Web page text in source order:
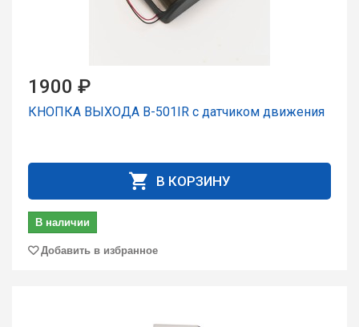
1900 ₽
КНОПКА ВЫХОДА B-501IR с датчиком движения
В КОРЗИНУ
В наличии
Добавить в избранное